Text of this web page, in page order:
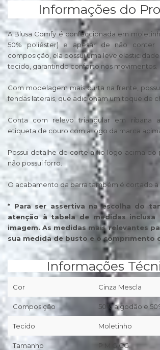
Informações do
A Blusa Comfy é confeccionada em
50% poliéster) e apesar de não conter
composição, ela possui uma leve
tecido, garantindo conforto nos movimentos.
Com modelagem mais curta na frente,
fendas laterais, que adicionam um toque de
Conta com relevo triangular em ribana
etiqueta de couro com a logo da marca
Possui detalhe de corte a fio logo acima do
não possui forro.
O acabamento da barra também é cortado a
* Para ser assertiva na escolha do
atenção à tabela de medidas
imagem. As medidas mais relevantes
sua medida de busto e o comprimento
Informações
Cor Cinza Mescla
Composição 50% algodão e
Tecido Moletinho
Tamanho P M G GG